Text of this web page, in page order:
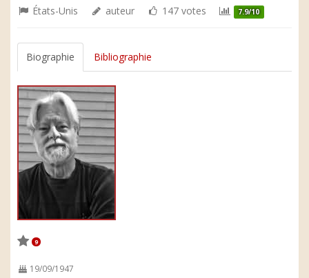
États-Unis auteur 147 votes 7.9/10
Biographie Bibliographie
9
19/09/1947